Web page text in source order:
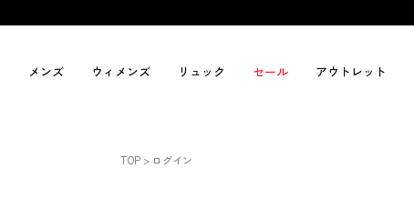
メンズ ウィメンズ リュック セール アウトレット
TOP ログイン